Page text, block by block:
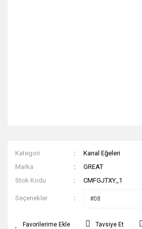
Kategori
Kanal Eğeleri
Marka
GREAT
Stok Kodu
CMFGJTXY_1
Seçenekler
Tavsiye Et